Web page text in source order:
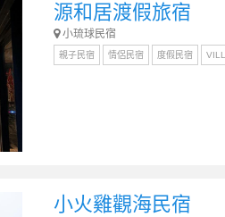
源和居渡假旅宿
小琉球民宿
親子民宿 情侶民宿 度假民宿
小火雞觀海民宿